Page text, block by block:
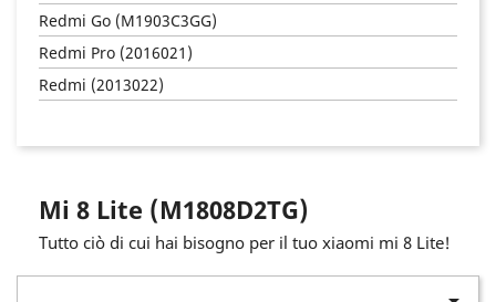
Redmi Go (M1903C3GG)
Redmi Pro (2016021)
Redmi (2013022)
Mi 8 Lite (M1808D2TG)
Tutto ciò di cui hai bisogno per il tuo xiaomi mi 8 Lite!